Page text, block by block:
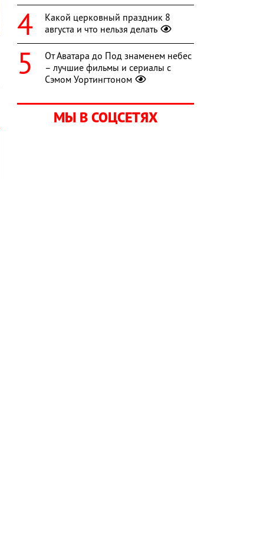
Какой церковный праздник 8
августа и что нельзя делать
От Аватара до Под знаменем небес
– лучшие фильмы и сериалы с
Сэмом Уортингтоном
МЫ В СОЦСЕТЯХ